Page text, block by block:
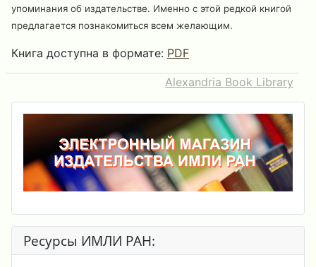
упоминания об издательстве. Именно с этой редкой книгой
предлагается познакомиться всем желающим.
Книга доступна в формате: PDF
Alexandria Book Library
Ресурсы ИМЛИ РАН: